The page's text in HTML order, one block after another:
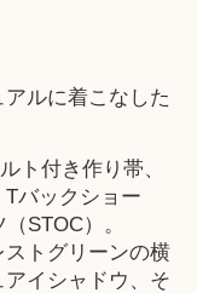
ルに着こなした
ト付き作り帯、
バックショー
STOC）。
トグリーンの横
イシャドウ、そ